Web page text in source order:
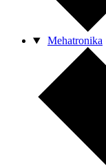
Mehatronika